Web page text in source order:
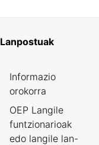
Lanpostuak
Informazio
orokorra
OEP Langile
funtzionarioak
edo langile lan-